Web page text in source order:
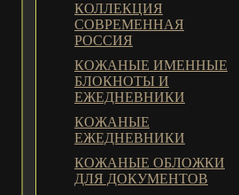
КОЛЛЕКЦИЯ
СОВРЕМЕННАЯ
РОССИЯ
КОЖАНЫЕ ИМЕННЫЕ
БЛОКНОТЫ И
ЕЖЕДНЕВНИКИ
КОЖАНЫЕ
ЕЖЕДНЕВНИКИ
КОЖАНЫЕ ОБЛОЖКИ
ДЛЯ ДОКУМЕНТОВ